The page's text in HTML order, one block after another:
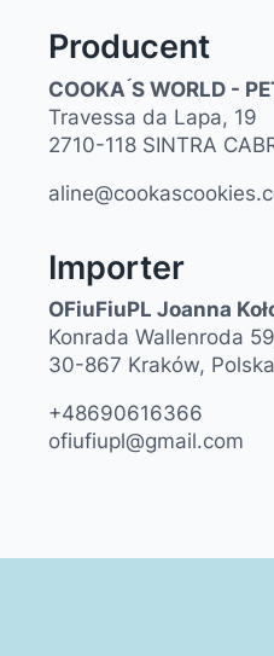
Producent
COOKA ́S WORLD -
Travessa da Lapa, 19
2710-118 SINTRA
Importer
OFiuFiuPL Joanna
Konrada Wallenroda
30-867 Kraków, Polska
+48690616366
ofiufiupl@gmail.com